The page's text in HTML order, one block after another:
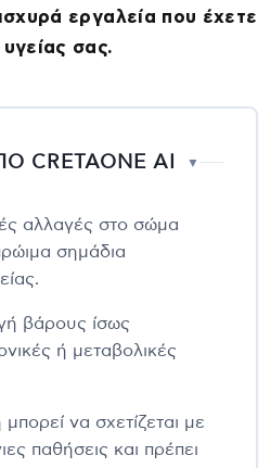
εργαλεία που έχετε
σας.
CRETAONE AI ▼
αλλαγές στο σώμα
σημάδια
βάρους ίσως
ή μεταβολικές
να σχετίζεται με
παθήσεις και πρέπει